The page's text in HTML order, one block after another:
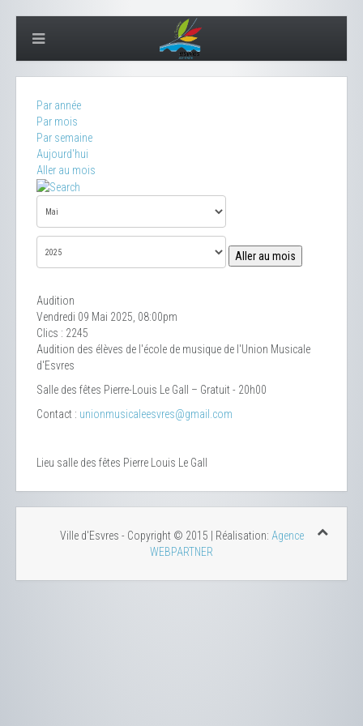
Par année
Par mois
Par semaine
Aujourd'hui
Aller au mois
Aller au mois
Audition
Vendredi 09 Mai 2025, 08:00pm
Clics : 2245
Audition des élèves de l'école de musique de l'Union Musicale
d'Esvres
Salle des fêtes Pierre-Louis Le Gall – Gratuit - 20h00
Contact : unionmusicaleesvres@gmail.com
Lieu salle des fêtes Pierre Louis Le Gall
Ville d'Esvres - Copyright © 2015 | Réalisation: Agence
WEBPARTNER